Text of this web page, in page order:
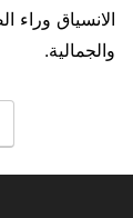
الانسياق وراء
والجمالية.